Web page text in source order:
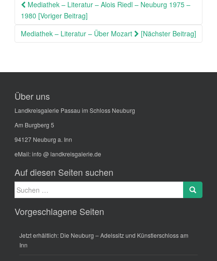
Mediathek – Literatur – Alois Riedl – Neuburg 1975 –
1980 [Voriger Beitrag]
Mediathek – Literatur – Über Mozart
[Nächster Beitrag]
Über uns
Landkreisgalerie Passau im Schloss Neuburg
Am Burgberg 5
94127 Neuburg a. Inn
eMail:info @ landkreisgalerie.de
Auf diesen Seiten suchen
Suche
nach:
Search
Vorgeschlagene Seiten
Jetzt erhältlich: Die Neuburg – Adelssitz und Künstlerschloss am
Inn